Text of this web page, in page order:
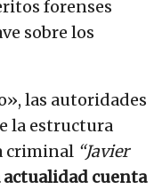
forenses
sobre los
las autoridades
la estructura
criminal “Javier
actualidad cuenta